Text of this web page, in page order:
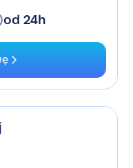
od 24h